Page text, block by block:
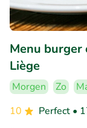
Menu burger
Liège
Morgen Zo
10
Perfect •